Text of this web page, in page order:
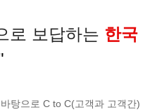
로 보답하는 한국
탕으로 C to C(고객과 고객간)